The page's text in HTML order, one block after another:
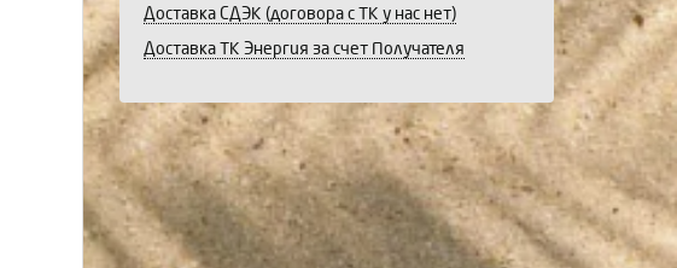
Доставка СДЭК (договора с ТК у нас нет)
Доставка ТК Энергия за счет Получателя